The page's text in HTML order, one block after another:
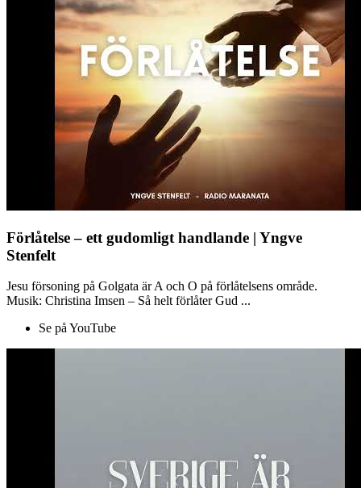
Förlåtelse – ett gudomligt handlande | Yngve
Stenfelt
Jesu försoning på Golgata är A och O på förlåtelsens område.
Musik: Christina Imsen – Så helt förlåter Gud ...
Se på YouTube